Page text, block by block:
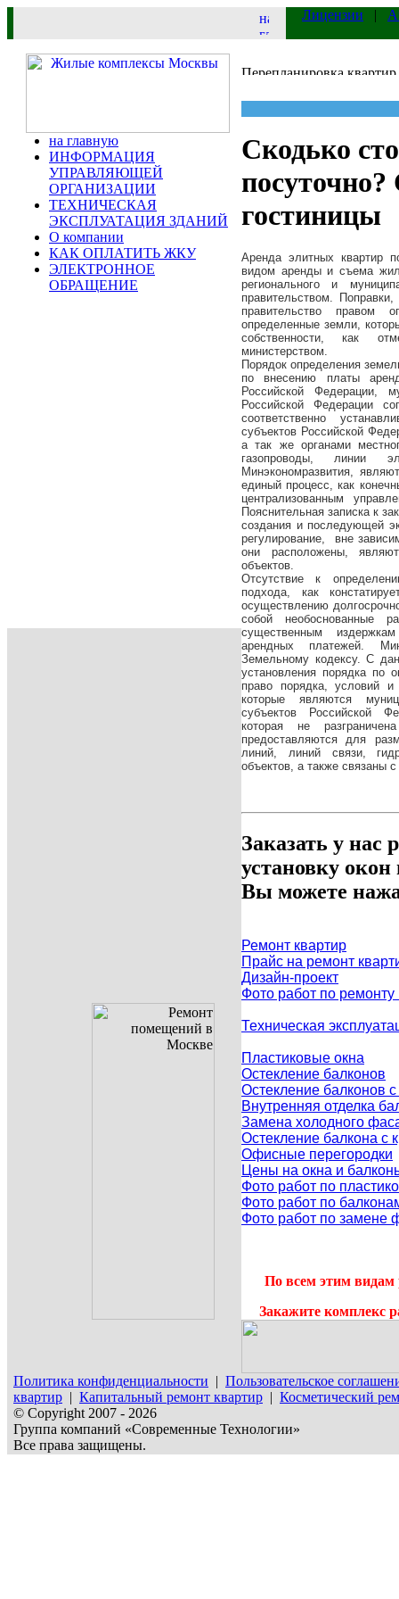
Лицензии |
на главную
ИНФОРМАЦИЯ
УПРАВЛЯЮЩЕЙ
ОРГАНИЗАЦИИ
ТЕХНИЧЕСКАЯ
ЭКСПЛУАТАЦИЯ ЗДАНИЙ
О компании
КАК ОПЛАТИТЬ ЖКУ
ЭЛЕКТРОННОЕ
ОБРАЩЕНИЕ
Скодько
гостиницы
Аренда элитных квартир
видом аренды и съема
регионального и
правительством.
правительство правом
определенные земли,
собственности, как
министерством.
Порядок определения
по внесению платы
Российской Федерации,
Российской Федерации
соответственно
субъектов Российской
а так же органами
газопроводы, линии
Минэкономразвития,
единый процесс, как
централизованным
Пояснительная записка к
создания и последующей
регулирование, вне
они расположены,
объектов.
Отсутствие к
подхода, как
осуществлению
собой необоснованные
существенным
арендных платежей.
Земельному кодексу. С
установления порядка по
право порядка, условий
которые являются
субъектов Российской
которая не
предоставляются для
линий, линий связи,
объектов, а также связаны
Заказать у нас
установку
Вы можете
Ремонт квартир
Прайс на ремонт
Дизайн-проект
Фото работ по ремонту
Техническая
Пластиковые окна
Остекление балконов
Остекление балконов
Внутренняя отделка
Замена холодного
Остекление балкона с
Офисные перегородки
Цены на окна и
Фото работ по
Фото работ по
Фото работ по замене
По всем этим видам
Закажите комплекс
Политика конфиденциальности | Пользовательское
квартир | Капитальный ремонт квартир | Косметический
© Copyright 2007 - 2026
Группа компаний «Современные Технологии»
Все права защищены.